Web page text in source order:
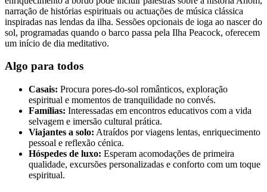
narração de histórias espirituais ou actuações de música clássica
inspiradas nas lendas da ilha. Sessões opcionais de ioga ao nascer do
sol, programadas quando o barco passa pela Ilha Peacock, oferecem
um início de dia meditativo.
Algo para todos
Casais: Procura pores-do-sol românticos, exploração
espiritual e momentos de tranquilidade no convés.
Famílias: Interessadas em encontros educativos com a vida
selvagem e imersão cultural prática.
Viajantes a solo: Atraídos por viagens lentas, enriquecimento
pessoal e reflexão cénica.
Hóspedes de luxo: Esperam acomodações de primeira
qualidade, excursões personalizadas e conforto com um toque
espiritual.